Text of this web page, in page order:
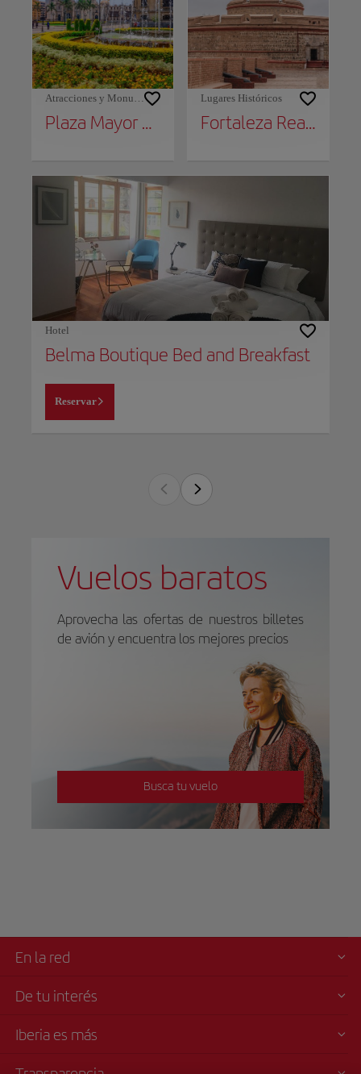
Atracciones y Monumentos
Plaza Mayor de Lima
Lugares Históricos
Fortaleza Real Felipe
Hotel
Belma Boutique Bed and Breakfast
Reservar
Vuelos baratos
Aprovecha las ofertas de nuestros billetes
de avión y encuentra los mejores precios
Busca tu vuelo
En la red
De tu interés
Iberia es más